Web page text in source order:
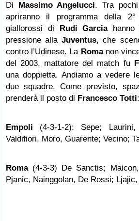
Di Massimo Angelucci. Tra
apriranno il programma della
giallorossi di Rudi Garciahanno
pressione allaJuventus, che
contro l’Udinese. La Romanon
del 2003, mattatore del match fu
una doppietta. Andiamo a vedere
due squadre. Come previsto,
prenderà il posto di Francesco Totti:
Empoli (4-3-1-2): Sepe;
Valdifiori, Moro, Guarente; Vecino;
Roma(4-3-3) De Sanctis;
Pjanic, Nainggolan, De Rossi;